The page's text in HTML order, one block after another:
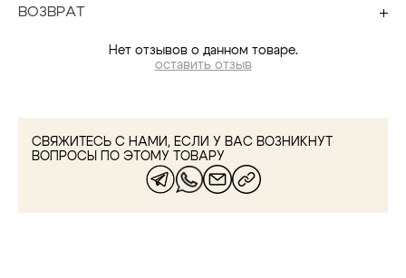
ВОЗВРАТ
Нет отзывов о данном товаре.
оставить отзыв
СВЯЖИТЕСЬ С НАМИ, ЕСЛИ У ВАС ВОЗНИКНУТ
ВОПРОСЫ ПО ЭТОМУ ТОВАРУ